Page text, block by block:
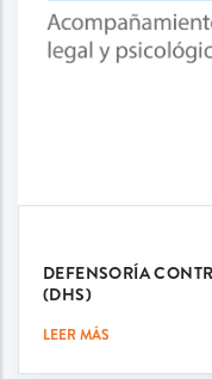
DEFENSORÍA
(DHS)
LEER MÁS